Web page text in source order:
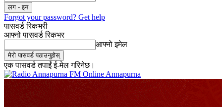
Forgot your password? Get help
पासवर्ड रिकभरी
आफ्नो पासवर्ड रिकभर
आफ्नो इमेल
एक पासवर्ड तपाईं ई-मेल गरिनेछ।
Online Annapurna